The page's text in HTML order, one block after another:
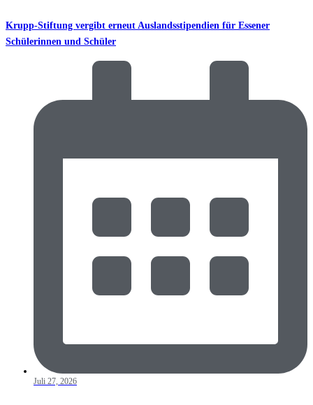
Krupp-Stiftung vergibt erneut Auslandsstipendien für Essener
Schülerinnen und Schüler
Juli 27, 2026